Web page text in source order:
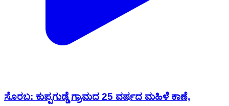
ಸೊರಬ: ಕುಪ್ಪಗುಡ್ಡೆ ಗ್ರಾಮದ 25 ವರ್ಷದ ಮಹಿಳೆ ಕಾಣೆ,